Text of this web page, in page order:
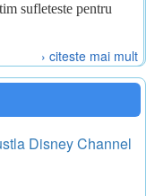
sufleteste pentru
› citeste mai mult
Disney Channel